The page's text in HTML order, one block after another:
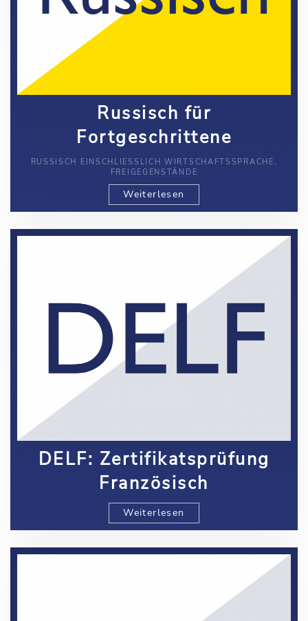
Russisch für
Fortgeschrittene
RUSSISCH EINSCHLIESSLICH WIRTSCHAFTSSPRACHE, F
REIGEGENSTÄNDE
Weiterlesen
DELF: Zertifikatsprüfung
Französisch
Weiterlesen